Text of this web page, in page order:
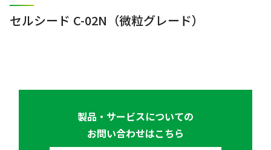
セルシード C-02N（微粒グレード）
製品・サービスについての
お問い合わせはこちら